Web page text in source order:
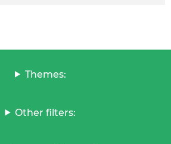
Themes:
Other filters: